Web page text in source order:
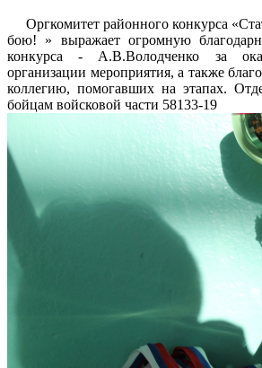
Оргкомитет районного конкурса
бою! » выражает огромную
конкурса - А.В.Володченко за
организации мероприятия, а также
коллегию, помогавших на этапах.
бойцам войсковой части 58133-19